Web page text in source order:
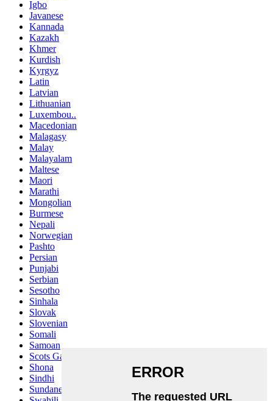
Igbo
Javanese
Kannada
Kazakh
Khmer
Kurdish
Kyrgyz
Latin
Latvian
Lithuanian
Luxembou..
Macedonian
Malagasy
Malay
Malayalam
Maltese
Maori
Marathi
Mongolian
Burmese
Nepali
Norwegian
Pashto
Persian
Punjabi
Serbian
Sesotho
Sinhala
Slovak
Slovenian
Somali
Samoan
Scots Gaelic
Shona
Sindhi
Sundanese